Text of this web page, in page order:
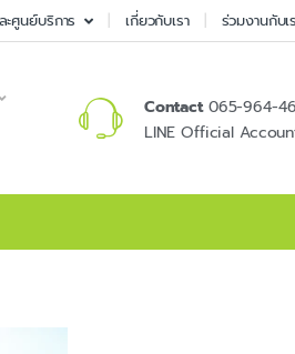
ะศูนย์บริการ เกี่ยวกับเรา ร่วมงานกับเ
Contact065-964-
LINE Official